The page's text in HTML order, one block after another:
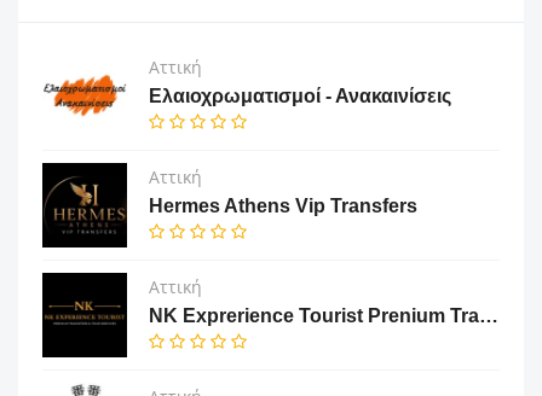
Αττική
Ελαιοχρωματισμοί - Ανακαινίσεις
Αττική
Hermes Athens Vip Transfers
Αττική
NK Exprerience Tourist Prenium Transfers & Tours